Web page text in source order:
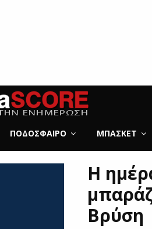
ΠΟΔΌΣΦΑΙΡΟ ΜΠΆΣΚΕΤ
Η
Βρύση